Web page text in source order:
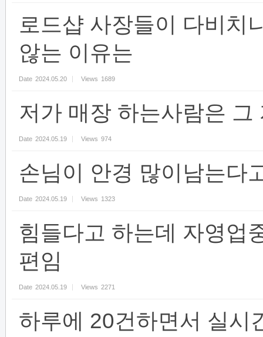
로드샵 사장들이 다비치
않는 이유는
Date 2024.05.20 Views 1689
저가 매장 하는사람은
Date 2024.05.19 Views 974
손님이 안경 많이남는다
Date 2024.05.19 Views 1323
힘들다고 하는데 자영업
편임
Date 2024.05.19 Views 2271
하루에 20건하면서 실시